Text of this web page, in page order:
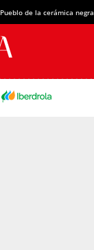
Pueblo de la cerámica negra